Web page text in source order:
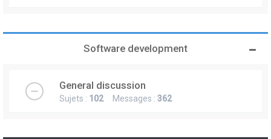
Software development
General discussion
Sujets : 102Messages : 362